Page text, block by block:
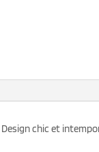
chic et